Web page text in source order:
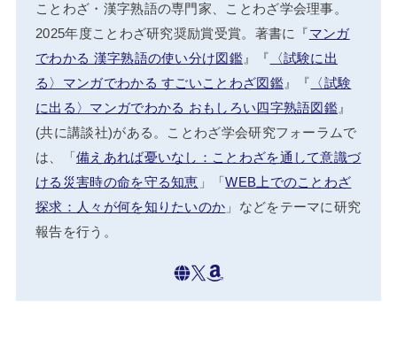
ことわざ・漢字熟語の専門家、ことわざ学会理事。
2025年度ことわざ研究奨励賞受賞。著書に『マンガ
でわかる 漢字熟語の使い分け図鑑』『 〈試験に出
る〉マンガでわかる すごいことわざ図鑑』『 〈試験
に出る〉マンガでわかる おもしろい四字熟語図鑑 』
(共に講談社)がある。ことわざ学会研究フォーラムで
は、「備えあれば憂いなし：ことわざを通して意識づ
ける災害時の命を守る知恵 」「WEB上でのことわざ
探求：人々が何を知りたいのか 」などをテーマに研究
報告を行う。